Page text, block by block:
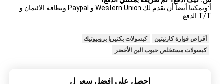
أ:
ويمكننا أيضاً أن نقدم لك Western Union و Paypal وبطاقة الائتمان و
T/T الدفع
أقراص فوارة كارنيتين
كبسولات بكتيريا بروبيوتيك
كبسولات مستخلص حبوب البن الأخضر
احصل على افضل سعر ل